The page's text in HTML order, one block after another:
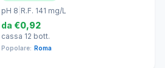
pH 8 R.F. 141 mg/L
da €0,92
cassa 12 bott.
Popolare: Roma